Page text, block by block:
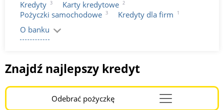
Kredyty 3 Karty kredytowe 2
Pożyczki samochodowe 3 Kredyty dla firm 1
O banku
Znajdź najlepszy kredyt
Odebrać pożyczkęMenu